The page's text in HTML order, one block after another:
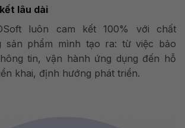
lâu dài
luôn cam kết 100% với chất
sản phẩm mình tạo ra: từ việc bảo
tin, vận hành ứng dụng đến hỗ
khai, định hướng phát triển.